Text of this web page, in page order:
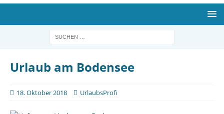
Urlaub am Bodensee
18. Oktober 2018 UrlaubsProfi